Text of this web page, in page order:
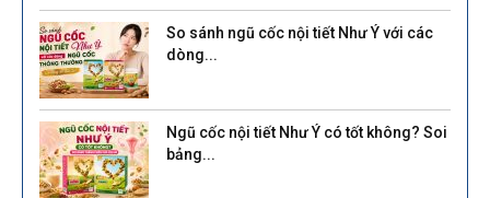
So sánh ngũ cốc nội tiết Như Ý với các
dòng...
Ngũ cốc nội tiết Như Ý có tốt không? Soi
bảng...